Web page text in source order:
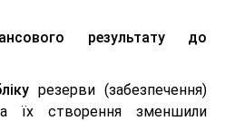
результату до
резерви (забезпечення)
їх створення зменшили